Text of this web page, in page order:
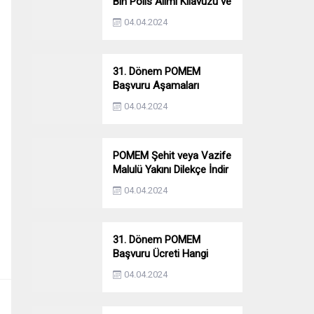
Başvuru Ekranı
04.04.2024
31. Dönem POMEM
Başvuru Aşamaları
Nelerdir? Ön Sağlık –
Parkur – Mülakat
04.04.2024
POMEM Şehit veya Vazife
Malulü Yakını Dilekçe İndir
04.04.2024
31. Dönem POMEM
Başvuru Ücreti Hangi
Bankaya Yatırılacak?
04.04.2024